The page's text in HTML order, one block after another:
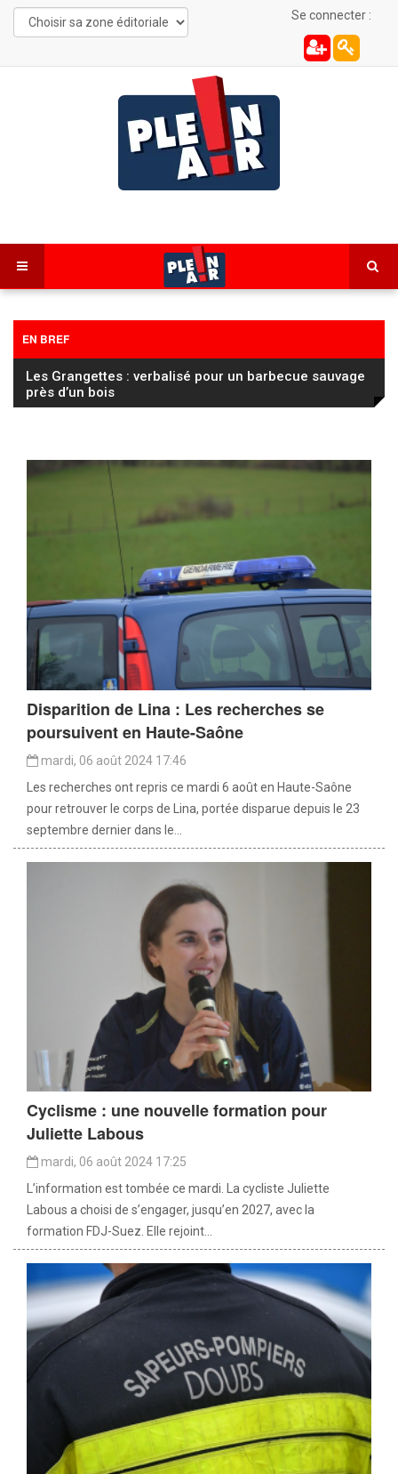
Se connecter :
EN BREF
Les Grangettes : verbalisé pour un barbecue sauvage
près d’un bois
Disparition de Lina : Les recherches se
poursuivent en Haute-Saône
mardi, 06 août 2024 17:46
Les recherches ont repris ce mardi 6 août en Haute-Saône
pour retrouver le corps de Lina, portée disparue depuis le 23
septembre dernier dans le...
Cyclisme : une nouvelle formation pour
Juliette Labous
mardi, 06 août 2024 17:25
L’information est tombée ce mardi. La cycliste Juliette
Labous a choisi de s’engager, jusqu’en 2027, avec la
formation FDJ-Suez. Elle rejoint...